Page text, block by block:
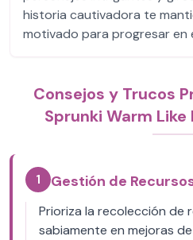
historia cautivadora te
motivado para progresar en
Consejos y Trucos
Sprunki Warm Like
1 Gestión de
Prioriza la recolección de
sabiamente en mejoras